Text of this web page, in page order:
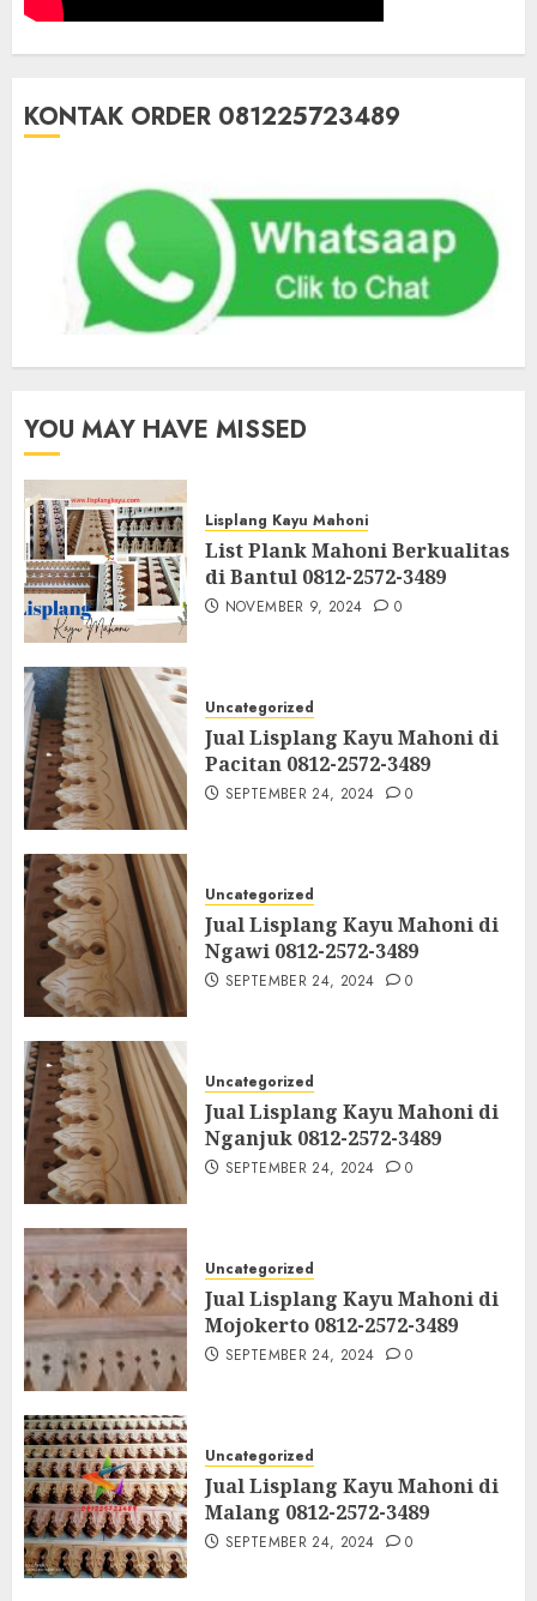
KONTAK ORDER 081225723489
YOU MAY HAVE MISSED
Lisplang Kayu Mahoni
List Plank Mahoni Berkualitas
di Bantul 0812-2572-3489
NOVEMBER 9, 2024 0
Uncategorized
Jual Lisplang Kayu Mahoni di
Pacitan 0812-2572-3489
SEPTEMBER 24, 2024 0
Uncategorized
Jual Lisplang Kayu Mahoni di
Ngawi 0812-2572-3489
SEPTEMBER 24, 2024 0
Uncategorized
Jual Lisplang Kayu Mahoni di
Nganjuk 0812-2572-3489
SEPTEMBER 24, 2024 0
Uncategorized
Jual Lisplang Kayu Mahoni di
Mojokerto 0812-2572-3489
SEPTEMBER 24, 2024 0
Uncategorized
Jual Lisplang Kayu Mahoni di
Malang 0812-2572-3489
SEPTEMBER 24, 2024 0